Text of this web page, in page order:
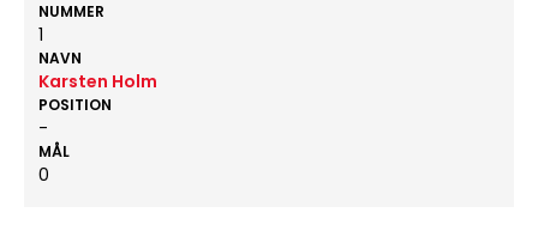
NUMMER
1
NAVN
Karsten Holm
POSITION
-
MÅL
0